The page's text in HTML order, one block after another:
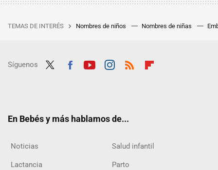
TEMAS DE INTERÉS Nombres de niños Nombres de niñas
Síguenos
En Bebés y más hablamos de...
Noticias Salud infantil
Lactancia Parto